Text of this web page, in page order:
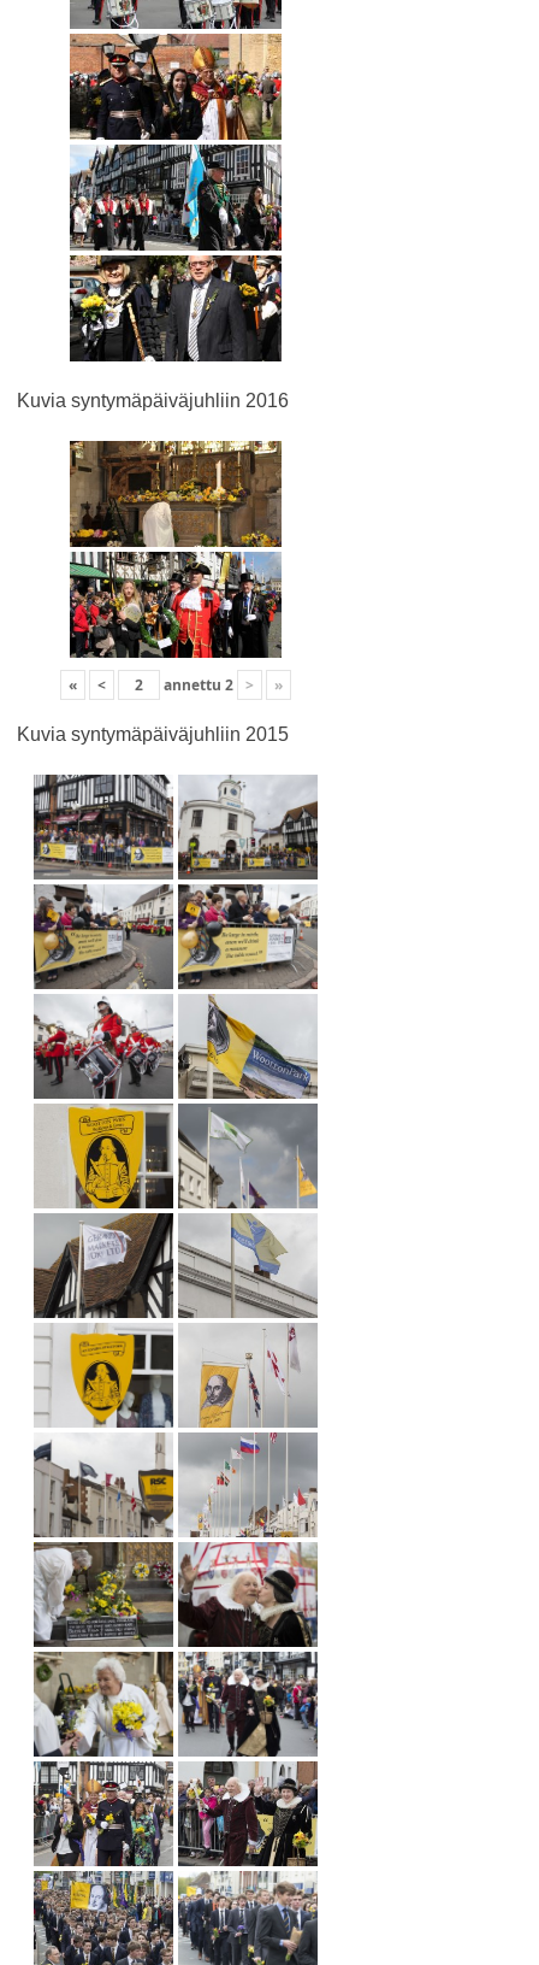
Kuvia syntymäpäiväjuhliin 2016
« < annettu 2 > »
Kuvia syntymäpäiväjuhliin 2015